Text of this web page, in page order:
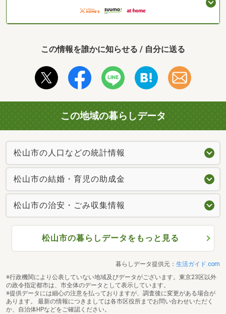
この情報を誰かに知らせる / 自分に送る
この地域の暮らしデータ
松山市の人口などの統計情報
松山市の結婚・育児の助成金
松山市の治安・ごみ収集情報
松山市の暮らしデータをもっと見る
暮らしデータ提供元： 生活ガイド.com
※行政機関により公表していない地域及びデータがございます。東京23区以外
の政令指定都市は、市全体のデータとして表示しています。
※提供データには細心の注意を払っておりますが、調査後に変更がある場合が
あります。 最新の情報につきましては各市区役所までお問い合わせいただく
か、自治体HPなどをご確認ください。